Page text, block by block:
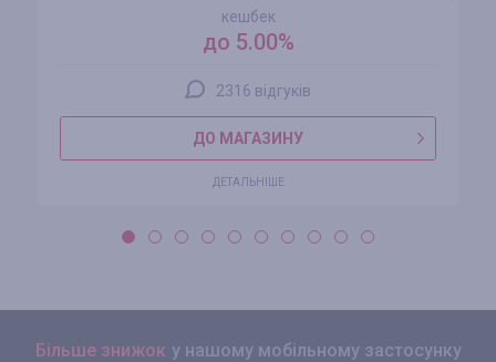
кешбек
до 5.00%
2316 відгуків
ДО МАГАЗИНУ
ДЕТАЛЬНІШЕ
Більше знижок у нашому мобільному застосунку